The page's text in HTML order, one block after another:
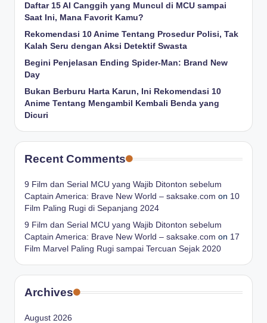
Daftar 15 AI Canggih yang Muncul di MCU sampai
Saat Ini, Mana Favorit Kamu?
Rekomendasi 10 Anime Tentang Prosedur Polisi, Tak
Kalah Seru dengan Aksi Detektif Swasta
Begini Penjelasan Ending Spider-Man: Brand New
Day
Bukan Berburu Harta Karun, Ini Rekomendasi 10
Anime Tentang Mengambil Kembali Benda yang
Dicuri
Recent Comments
9 Film dan Serial MCU yang Wajib Ditonton sebelum
Captain America: Brave New World – saksake.com on 10
Film Paling Rugi di Sepanjang 2024
9 Film dan Serial MCU yang Wajib Ditonton sebelum
Captain America: Brave New World – saksake.com on 17
Film Marvel Paling Rugi sampai Tercuan Sejak 2020
Archives
August 2026